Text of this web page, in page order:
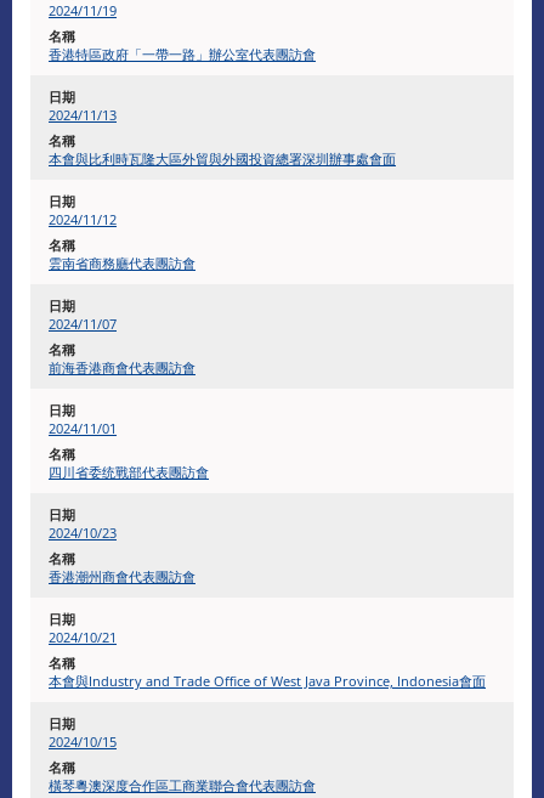
2024/11/19
香港特區政府「一帶一路」辦公室代表團訪會
2024/11/13
本會與比利時瓦隆大區外貿與外國投資總署深圳辦事處會面
2024/11/12
雲南省商務廳代表團訪會
2024/11/07
前海香港商會代表團訪會
2024/11/01
四川省委统戰部代表團訪會
2024/10/23
香港潮州商會代表團訪會
2024/10/21
本會與Industry and Trade Office of West Java Province, Indonesia會面
2024/10/15
橫琴粵澳深度合作區工商業聯合會代表團訪會